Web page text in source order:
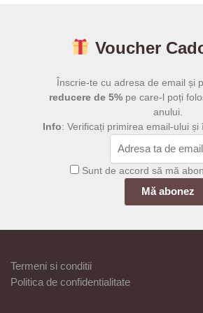
Voucher
Înscrie-te cu adresa de email și
reducere de 5% pe care-l poți
anului.
Info: Verificați primirea email-ului și
Sunt de accord să mă
Termeni si conditii
Politica de confidentialitate